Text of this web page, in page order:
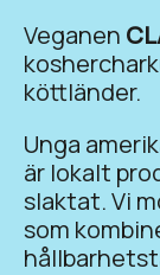
Veganen
köttländer.
Unga
är lokalt
slaktat. Vi
som